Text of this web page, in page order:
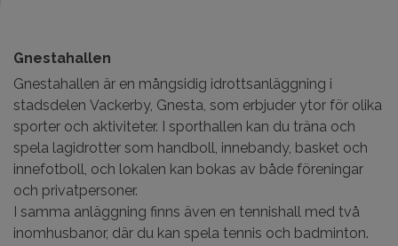
Gnestahallen
Gnestahallen är en mångsidig idrottsanläggning i
stadsdelen Vackerby, Gnesta, som erbjuder ytor för olika
sporter och aktiviteter. I sporthallen kan du träna och
spela lagidrotter som handboll, innebandy, basket och
innefotboll, och lokalen kan bokas av både föreningar
och privatpersoner.
I samma anläggning finns även en tennishall med två
inomhusbanor, där du kan spela tennis och badminton.